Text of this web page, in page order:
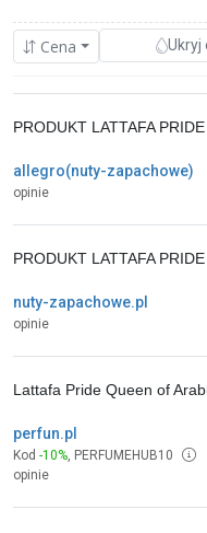
Cena Ukryj
allegro(nuty-zapachowe)
opinie
PRODUKT LATTAFA
nuty-zapachowe.pl
opinie
PRODUKT LATTAFA
perfun.pl
Kod -10%, PERFUMEHUB10
opinie
Lattafa Pride Queen of